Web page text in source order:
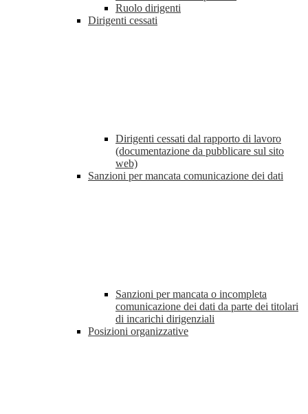
Ruolo dirigenti
Dirigenti cessati
Dirigenti cessati dal rapporto di lavoro
(documentazione da pubblicare sul sito
web)
Sanzioni per mancata comunicazione dei dati
Sanzioni per mancata o incompleta
comunicazione dei dati da parte dei titolari
di incarichi dirigenziali
Posizioni organizzative